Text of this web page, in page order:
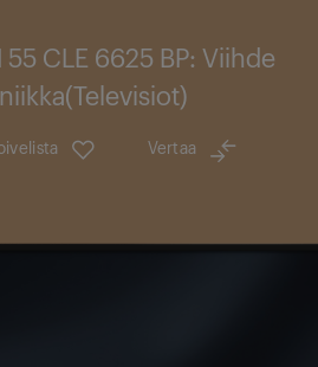
55 CLE 6625 BP: Viihde
Vertaa